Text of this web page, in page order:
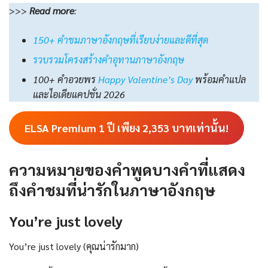
>>> Read more:
150+ คำชมภาษาอังกฤษที่เรียบง่ายและดีที่สุด
รวบรวมโครงสร้างคำอุทานภาษาอังกฤษ
100+ คำอวยพรHappy Valentine’s Dayพร้อมคำแปล
และไอเดียแคปชั่น 2026
ELSA Premium 1 ปี เพียง 2,353 บาทเท่านั้น!
ความหมายของคำพูดบางคำที่แสดง
ถึงคำชมที่น่ารักในภาษาอังกฤษ
You’re just lovely
You’re just lovely (คุณน่ารักมาก)